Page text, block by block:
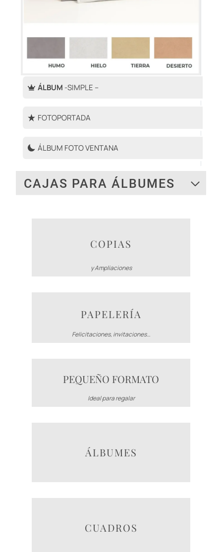
ÁLBUM -SIMPLE –
FOTOPORTADA
ÁLBUM FOTO VENTANA
CAJAS PARA ÁLBUMES
COPIAS
y Ampliaciones
PAPELERÍA
Felicitaciones, invitaciones…
PEQUEÑO FORMATO
Ideal para regalar
ÁLBUMES
CUADROS